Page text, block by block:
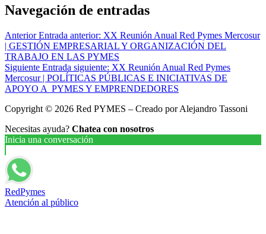
Navegación de entradas
Anterior Entrada anterior: XX Reunión Anual Red Pymes Mercosur
| GESTIÓN EMPRESARIAL Y ORGANIZACIÓN DEL
TRABAJO EN LAS PYMES
Siguiente Entrada siguiente: XX Reunión Anual Red Pymes
Mercosur | POLÍTICAS PÚBLICAS E INICIATIVAS DE
APOYO A PYMES Y EMPRENDEDORES
Copyright © 2026 Red PYMES – Creado por Alejandro Tassoni
Necesitas ayuda? Chatea con nosotros
Inicia una conversación
RedPymes
Atención al público